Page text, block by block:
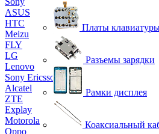
ASUS
HTC
Meizu
FLY
LG
Lenovo
Sony Ericsson
Alcatel
ZTE
Explay
Motorola
Oppo
Платы
Разъемы зарядки
Рамки дисплея
Коаксиальный